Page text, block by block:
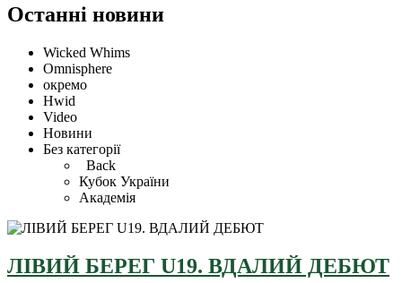
Останні новини
Wicked Whims
Omnisphere
окремо
Hwid
Video
Новини
Без категорії
Back
Кубок України
Академія
ЛІВИЙ БЕРЕГ U19. ВДАЛИЙ ДЕБЮТ